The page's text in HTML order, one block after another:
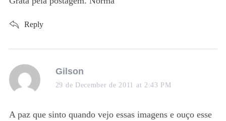
Reply
s
a
s
Gilson
29 de December de 2011 at 2:43 PM
A paz que sinto quando vejo essas imagens e ouço esse
a
r
c